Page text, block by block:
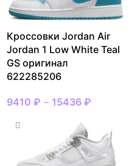
Кроссовки Jordan Air
Jordan 1 Low White Teal
GS оригинал
622285206
9410 ₽ – 15436 ₽